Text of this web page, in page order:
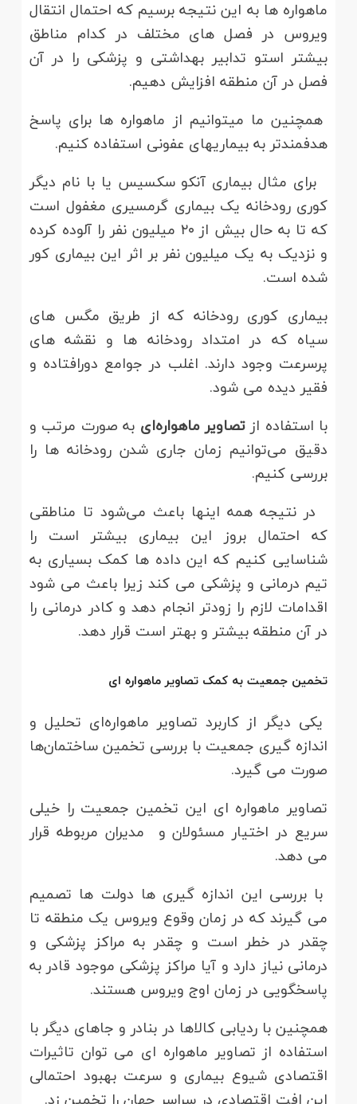
ماهواره ها به این نتیجه برسیم که احتمال انتقال
ویروس در فصل های مختلف در کدام مناطق
بیشتر استو تدابیر بهداشتی و پزشکی را در آن
فصل در آن منطقه افزایش دهیم.
همچنین ما میتوانیم از ماهواره ها برای پاسخ
هدفمندتر به بیماریهای عفونی استفاده کنیم.
برای مثال بیماری آنکو سکسیس یا با نام دیگر
کوری رودخانه یک بیماری گرمسیری مغفول است
که تا به حال بیش از ۲۰ میلیون نفر را آلوده کرده
و نزدیک به یک میلیون نفر بر اثر این بیماری کور
شده است.
بیماری کوری رودخانه که از طریق مگس های
سیاه که در امتداد رودخانه ها و نقشه های
پرسرعت وجود دارند. اغلب در جوامع دورافتاده و
فقیر دیده می شود.
با استفاده ازتصاویر ماهواره‌ای به صورت مرتب و
دقیق می‌توانیم زمان جاری شدن رودخانه ها را
بررسی کنیم.
در نتیجه همه اینها باعث می‌شود تا مناطقی
که احتمال بروز این بیماری بیشتر است را
شناسایی کنیم که این داده ها کمک بسیاری به
تیم درمانی و پزشکی می کند زیرا باعث می شود
اقدامات لازم را زودتر انجام دهد و کادر درمانی را
در آن منطقه بیشتر و بهتر است قرار دهد.
تخمین جمعیت به کمک تصاویر ماهواره ای
یکی دیگر از کاربرد تصاویر ماهواره‌ای تحلیل و
اندازه گیری جمعیت با بررسی تخمین ساختمان‌ها
صورت می گیرد.
تصاویر ماهواره ای این تخمین جمعیت را خیلی
سریع در اختیار مسئولان و مدیران مربوطه قرار
می دهد.
با بررسی این اندازه گیری ها دولت ها تصمیم
می گیرند که در زمان وقوع ویروس یک منطقه تا
چقدر در خطر است و چقدر به مراکز پزشکی و
درمانی نیاز دارد و آیا مراکز پزشکی موجود قادر به
پاسخگویی در زمان اوج ویروس هستند.
همچنین با ردیابی کالاها در بنادر و جاهای دیگر با
استفاده از تصاویر ماهواره ای می توان تاثیرات
اقتصادی شیوع بیماری و سرعت بهبود احتمالی